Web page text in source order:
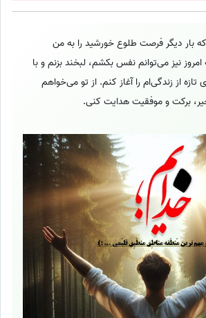
بار دیگر فرصت طلوع خورشید را به من
نیز می‌توانم نفس بکشم، لبخند بزنم و با
از زندگی‌ام را آغاز کنم. از تو می‌خواهم
برکت و موفقیت هدایت کنی.